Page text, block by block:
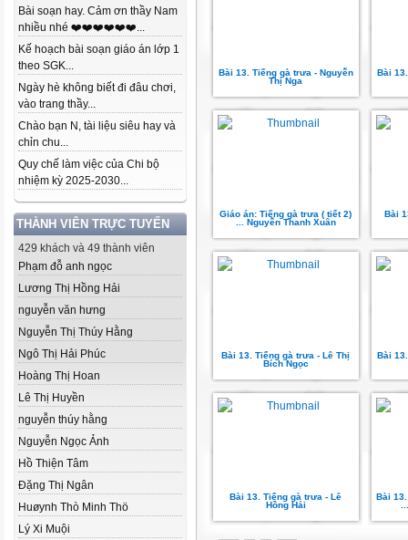
Bài soạn hay. Cảm ơn thầy Nam
nhiều nhé ❤️❤️❤️❤️❤️❤️...
Kế hoạch bài soạn giáo án lớp 1
theo SGK...
Ngày hè không biết đi đâu chơi,
vào trang thầy...
Chào bạn N, tài liệu siêu hay và
chỉn chu...
Quy chế làm việc của Chi bộ
nhiệm kỳ 2025-2030...
THÀNH VIÊN TRỰC TUYẾN
429 khách và 49 thành viên
Phạm đỗ anh ngọc
Lương Thị Hồng Hải
nguyễn văn hưng
Nguyễn Thị Thúy Hằng
Ngô Thị Hải Phúc
Hoàng Thị Hoan
Lê Thị Huyền
nguyễn thúy hằng
Nguyễn Ngọc Ảnh
Hồ Thiện Tâm
Đặng Thị Ngân
Huøynh Thò Minh Thö
Lý Xi Muội
Bài 13. Tiếng gà trưa - Nguyễn
Thị Nga
Bài
Giáo án: Tiếng gà trưa ( tiết 2)
... Nguyễn Thanh Xuân
Bài
Bài 13. Tiếng gà trưa - Lê Thị
Bích Ngọc
Bài
Bài 13. Tiếng gà trưa - Lê
Hồng Hải
Bài